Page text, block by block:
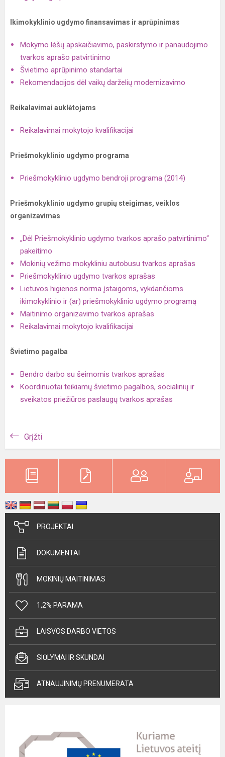
Ikimokyklinio ugdymo finansavimas ir aprūpinimas
Mokymo lėšų apskaičiavimo, paskirstymo ir panaudojimo
tvarkos aprašo patvirtinimo
Švietimo aprūpinimo standartai
Rekomendacijos dėl vaikų darželių modernizavimo
Reikalavimai auklėtojams
Reikalavimai mokytojo kvalifikacijai
Priešmokyklinio ugdymo programa
Priešmokyklinio ugdymo bendroji programa (2014)
Priešmokyklinio ugdymo grupių steigimas, veiklos
organizavimas
„Dėl Priešmokyklinio ugdymo tvarkos aprašo patvirtinimo“
pakeitimo
Mokinių vežimo mokykliniu autobusu tvarkos aprašas
Priešmokyklinio ugdymo tvarkos aprašas
Lietuvos higienos norma įstaigoms, vykdančioms
ikimokyklinio ir (ar) priešmokyklinio ugdymo programą
Maitinimo organizavimo tvarkos aprašas
Reikalavimai mokytojo kvalifikacijai
Švietimo pagalba
Bendro darbo su šeimomis tvarkos aprašas
Koordinuotai teikiamų švietimo pagalbos, socialinių ir
sveikatos priežiūros paslaugų tvarkos aprašas
Grįžti
PROJEKTAI
DOKUMENTAI
MOKINIŲ MAITINIMAS
1,2% PARAMA
LAISVOS DARBO VIETOS
SIŪLYMAI IR SKUNDAI
ATNAUJINIMŲ PRENUMERATA